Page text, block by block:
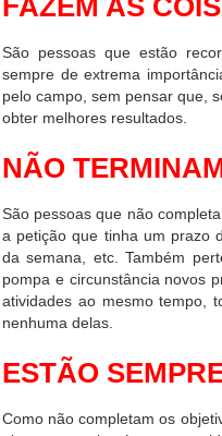
FAZEM AS
São pessoas que estão
sempre de extrema
pelo campo, sem pensar que,
obter melhores resultados.
NÃO
São pessoas que não
a petição que tinha um prazo
da semana, etc. Também
pompa e circunstância novos
atividades ao mesmo tempo,
nenhuma delas.
ESTÃO
Como não completam os